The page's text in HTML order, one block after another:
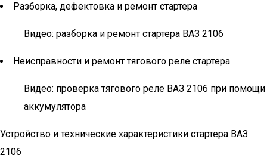
Разборка, дефектовка и ремонт стартера
Видео: разборка и ремонт стартера ВАЗ 2106
Неисправности и ремонт тягового реле стартера
Видео: проверка тягового реле ВАЗ 2106 при помощи
аккумулятора
Устройство и технические характеристики стартера ВАЗ
2106